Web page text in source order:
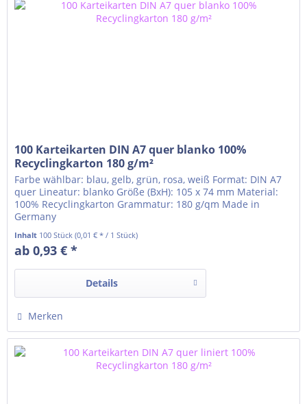
100 Karteikarten DIN A7 quer blanko 100%
Recyclingkarton 180 g/m²
Farbe wählbar: blau, gelb, grün, rosa, weiß Format: DIN A7
quer Lineatur: blanko Größe (BxH): 105 x 74 mm Material:
100% Recyclingkarton Grammatur: 180 g/qm Made in
Germany
Inhalt 100 Stück(0,01 € * / 1 Stück)
ab 0,93 € *
Details
Merken